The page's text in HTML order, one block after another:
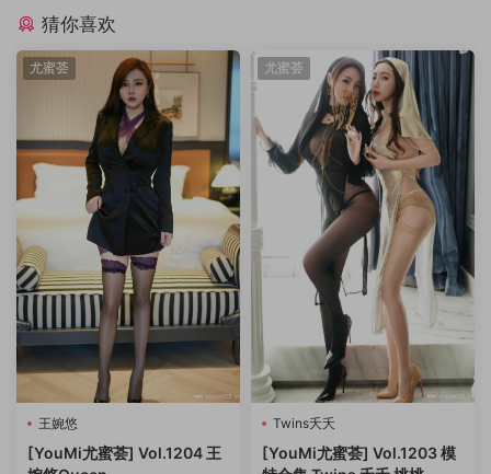
猜你喜欢
尤蜜荟
王婉悠
[YouMi尤蜜荟] Vol.1204 王
尤蜜荟
Twins夭夭
[YouMi尤蜜荟] Vol.1203 模